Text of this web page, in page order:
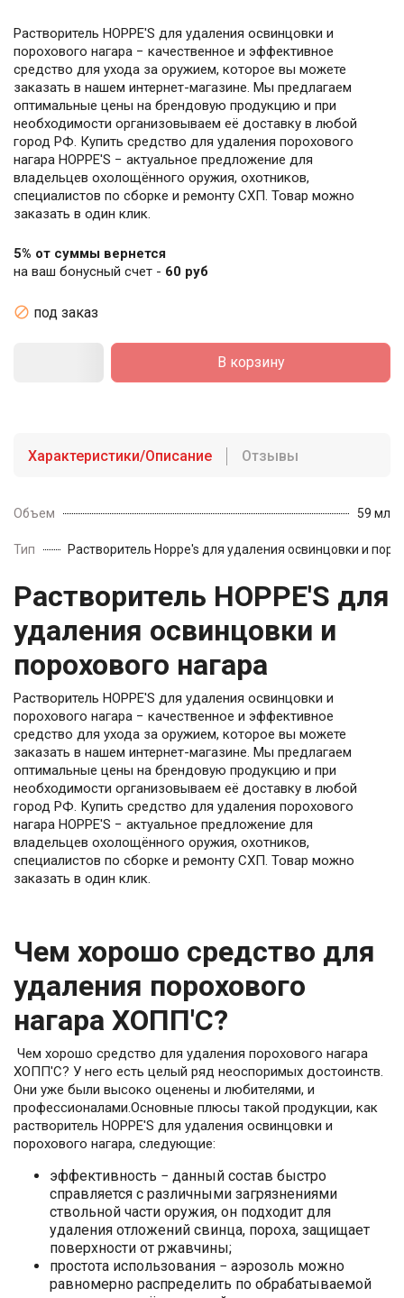
Растворитель HOPPE'S для удаления освинцовки и
порохового нагара − качественное и эффективное
средство для ухода за оружием, которое вы можете
заказать в нашем интернет-магазине. Мы предлагаем
оптимальные цены на брендовую продукцию и при
необходимости организовываем её доставку в любой
город РФ. Купить средство для удаления порохового
нагара HOPPE'S − актуальное предложение для
владельцев охолощённого оружия, охотников,
специалистов по сборке и ремонту СХП. Товар можно
заказать в один клик.
5% от суммы вернется
на ваш бонусный счет - 60 руб
 под заказ
В корзину
Характеристики/Описание Отзывы
Объем 59 мл
Тип Растворитель Hoppe's для удаления освинцовки и
Растворитель HOPPE'S для
удаления освинцовки и
порохового нагара
Растворитель HOPPE'S для удаления освинцовки и
порохового нагара − качественное и эффективное
средство для ухода за оружием, которое вы можете
заказать в нашем интернет-магазине. Мы предлагаем
оптимальные цены на брендовую продукцию и при
необходимости организовываем её доставку в любой
город РФ. Купить средство для удаления порохового
нагара HOPPE'S − актуальное предложение для
владельцев охолощённого оружия, охотников,
специалистов по сборке и ремонту СХП. Товар можно
заказать в один клик.
Чем хорошо средство для
удаления порохового
нагара ХОПП'С?
Чем хорошо средство для удаления порохового нагара
ХОПП'С? У него есть целый ряд неоспоримых достоинств.
Они уже были высоко оценены и любителями, и
профессионалами.Основные плюсы такой продукции, как
растворитель HOPPE'S для удаления освинцовки и
порохового нагара, следующие:
эффективность − данный состав быстро
справляется с различными загрязнениями
ствольной части оружия, он подходит для
удаления отложений свинца, пороха, защищает
поверхности от ржавчины;
простота использования − аэрозоль можно
равномерно распределить по обрабатываемой